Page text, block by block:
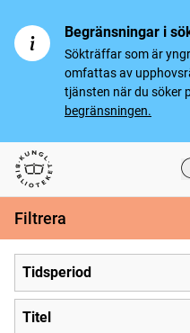
Begränsningar i
Sökträffar som är
omfattas av
tjänsten när du söker
begränsningen.
Svenska tidningar
Filtrera
Tidsperiod
Titel